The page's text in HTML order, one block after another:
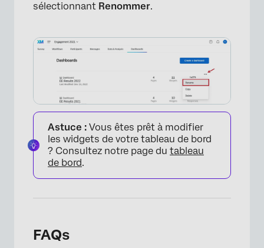
sélectionnant Renommer.
Astuce : Vous êtes prêt à modifier
les widgets de votre tableau de bord
? Consultez notre page du tableau
de bord.
FAQs